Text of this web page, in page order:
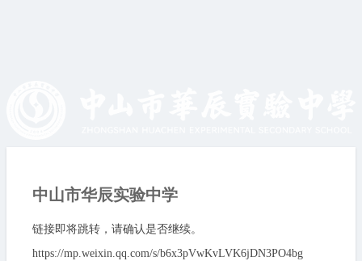
中山市华辰实验中学
链接即将跳转，请确认是否继续。
https://mp.weixin.qq.com/s/b6x3pVwKvLVK6jDN3PO4bg